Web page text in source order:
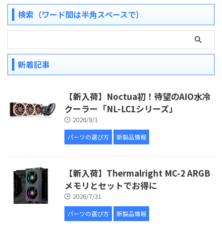
検索（ワード間は半角スペースで）
新着記事
【新入荷】Noctua初！待望のAIO水冷
クーラー「NL-LC1シリーズ」
2026/8/1
パーツの選び方 新製品情報
【新入荷】Thermalright MC-2 ARGB
メモリとセットでお得に
2026/7/31
パーツの選び方 新製品情報